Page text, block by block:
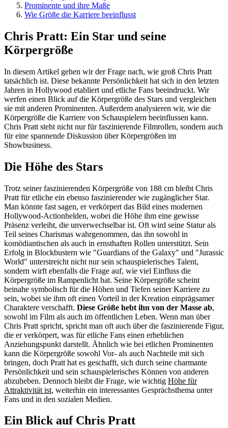
Prominente und ihre Maße
Wie Größe die Karriere beeinflusst
Chris Pratt: Ein Star und seine
Körpergröße
In diesem Artikel gehen wir der Frage nach, wie groß Chris Pratt
tatsächlich ist. Diese bekannte Persönlichkeit hat sich in den letzten
Jahren in Hollywood etabliert und etliche Fans beeindruckt. Wir
werfen einen Blick auf die Körpergröße des Stars und vergleichen
sie mit anderen Prominenten. Außerdem analysieren wir, wie die
Körpergröße die Karriere von Schauspielern beeinflussen kann.
Chris Pratt steht nicht nur für faszinierende Filmrollen, sondern auch
für eine spannende Diskussion über Körpergrößen im
Showbusiness.
Die Höhe des Stars
Trotz seiner faszinierenden Körpergröße von 188 cm bleibt Chris
Pratt für etliche ein ebenso faszinierender wie zugänglicher Star.
Man könnte fast sagen, er verkörpert das Bild eines modernen
Hollywood-Actionhelden, wobei die Höhe ihm eine gewisse
Präsenz verleiht, die unverwechselbar ist. Oft wird seine Statur als
Teil seines Charismas wahrgenommen, das ihn sowohl in
komödiantischen als auch in ernsthaften Rollen unterstützt. Sein
Erfolg in Blockbustern wie "Guardians of the Galaxy" und "Jurassic
World" unterstreicht nicht nur sein schauspielerisches Talent,
sondern wirft ebenfalls die Frage auf, wie viel Einfluss die
Körpergröße im Rampenlicht hat. Seine Körpergröße scheint
beinahe symbolisch für die Höhen und Tiefen seiner Karriere zu
sein, wobei sie ihm oft einen Vorteil in der Kreation einprägsamer
Charaktere verschafft. Diese Größe hebt ihn von der Masse ab,
sowohl im Film als auch im öffentlichen Leben. Wenn man über
Chris Pratt spricht, spricht man oft auch über die faszinierende Figur,
die er verkörpert, was für etliche Fans einen erheblichen
Anziehungspunkt darstellt. Ähnlich wie bei etlichen Prominenten
kann die Körpergröße sowohl Vor- als auch Nachteile mit sich
bringen, doch Pratt hat es geschafft, sich durch seine charmante
Persönlichkeit und sein schauspielerisches Können von anderen
abzuheben. Dennoch bleibt die Frage, wie wichtig Höhe für
Attraktivität ist, weiterhin ein interessantes Gesprächsthema unter
Fans und in den sozialen Medien.
Ein Blick auf Chris Pratt